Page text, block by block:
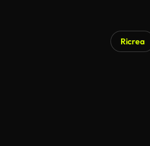
Ricrea